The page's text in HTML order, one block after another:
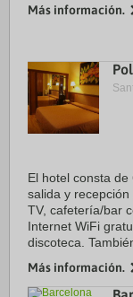
km de distancia y
Más información.
Pol
El hotel consta
salida y
TV, cafetería/bar
Internet WiFi
discoteca.
Más información.